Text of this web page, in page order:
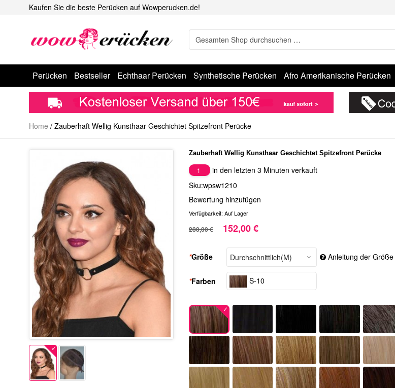
Kaufen Sie die beste Perücken auf Wowperucken.de!
Perücken Bestseller Echthaar Perücken Synthetische Perücken Afro Amerikanische Perücken
Home / Zauberhaft Wellig Kunsthaar Geschichtet Spitzefront Perücke
Zauberhaft Wellig Kunsthaar Geschichtet Spitzefront Perücke
1
in den letzten 3 Minuten verkauft
Sku:wpsw1210
Bewertung hinzufügen
Verfügbarkeit: Auf Lager
280,00 € 152,00 €
*Größe Anleitung der Größe
*Farben S-10